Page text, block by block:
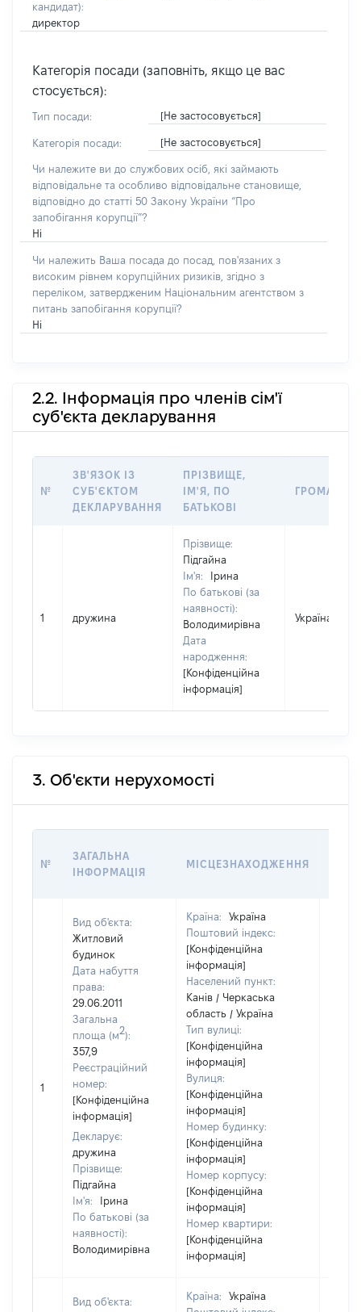
кандидат):
директор
Категорія посади (заповніть, якщо це вас
стосується):
Тип посади: [Не застосовується]
Категорія посади: [Не застосовується]
Чи належите ви до службових осіб, які займають
відповідальне та особливо відповідальне становище,
відповідно до статті 50 Закону України “Про
запобігання корупції”?
Ні
Чи належить Ваша посада до посад, пов'язаних з
високим рівнем корупційних ризиків, згідно з
переліком, затвердженим Національним агентством з
питань запобігання корупції?
Ні
2.2. Інформація про членів сім'ї
суб'єкта декларування
№
ЗВ'ЯЗОК ІЗ
СУБ'ЄКТОМ
ДЕКЛАРУВАННЯ
ПРІЗВИЩЕ,
ІМ'Я, ПО
БАТЬКОВІ
1 дружина
Прізвище:
Підгайна
Ім'я:
Ірина
По батькові (за
наявності):
Володимирівна
Дата
народження:
[Конфіденційна
інформація]
Україна
3. Об'єкти нерухомості
№
ЗАГАЛЬНА
ІНФОРМАЦІЯ
МІСЦЕЗНАХОДЖЕННЯ
1
Вид об'єкта:
Житловий
будинок
Дата набуття
права:
29.06.2011
Загальна
площа (м2):
357,9
Реєстраційний
номер:
[Конфіденційна
інформація]
Декларує:
дружина
Прізвище:
Підгайна
Ім'я:
Ірина
По батькові (за
наявності):
Володимирівна
Країна:
Україна
Поштовий індекс:
[Конфіденційна
інформація]
Населений пункт:
Канів / Черкаська
область / Україна
Тип вулиці:
[Конфіденційна
інформація]
Вулиця:
[Конфіденційна
інформація]
Номер будинку:
[Конфіденційна
інформація]
Номер корпусу:
[Конфіденційна
інформація]
Номер квартири:
[Конфіденційна
інформація]
Вид об'єкта: Країна:
Україна